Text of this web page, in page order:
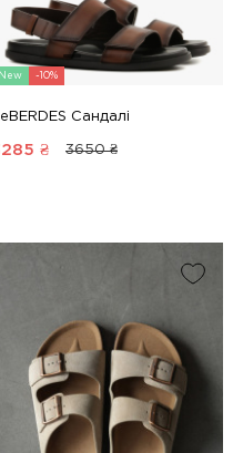
New -10%
Сандалі
₴ 3650 ₴